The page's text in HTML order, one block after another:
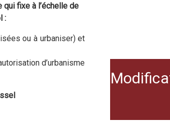
qui fixe à l’échelle de
:
ou à urbaniser) et
d’urbanisme